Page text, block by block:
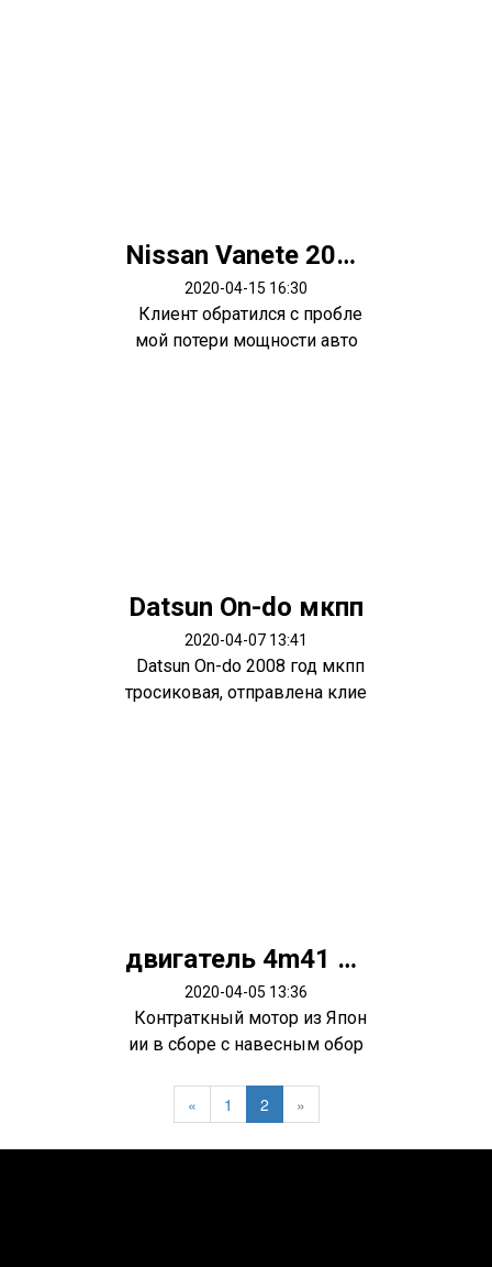
Nissan Vanete 2003 мотор R2
2020-04-15 16:30
Клиент обратился с пробле
мой потери мощности авто
Datsun On-do мкпп
2020-04-07 13:41
Datsun On-do 2008 год мкпп
тросиковая, отправлена клие
двигатель 4m41 Pajero 3
2020-04-05 13:36
Контраткный мотор из Япон
ии в сборе с навесным обор
« 1 2 »